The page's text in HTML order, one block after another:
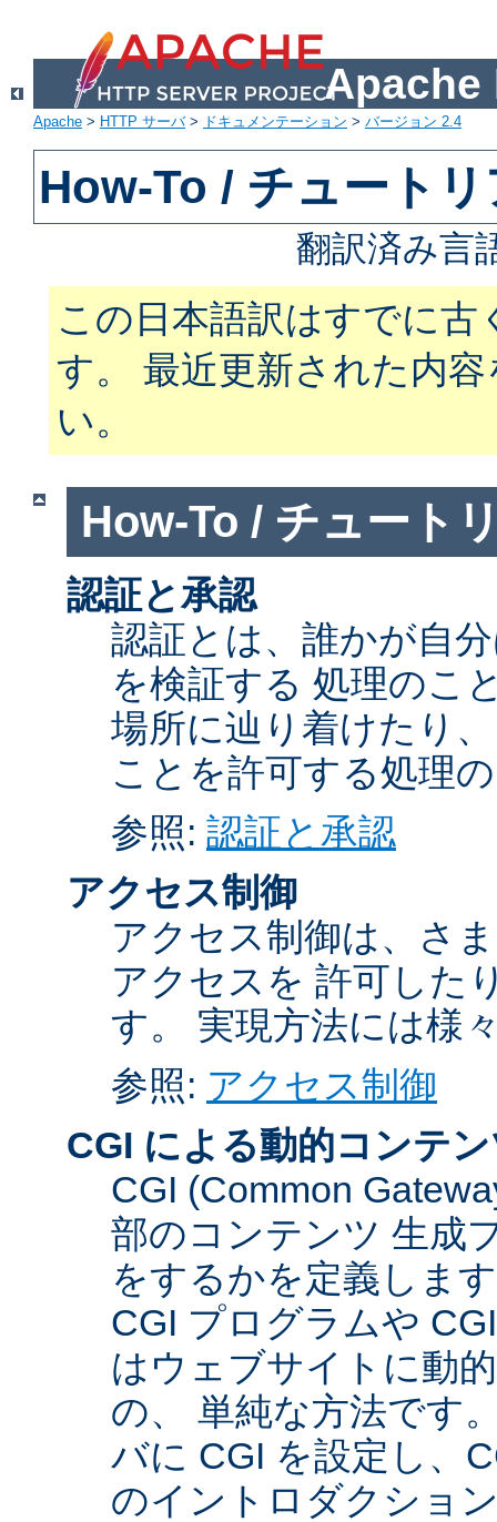
Apache
Apache > HTTP サーバ> ドキュメンテーション > バージョン 2.4
How-To / チュート
翻訳済み言
この日本語訳はすでに
す。 最近更新された内
い。
How-To / チュート
認証と承認
認証とは、誰かが自
を検証する 処理のこ
場所に辿り着けたり
ことを許可する処理
参照: 認証と承認
アクセス制御
アクセス制御は、さ
アクセスを 許可した
す。 実現方法には様
参照: アクセス制御
CGI による動的コンテ
CGI (Common
部のコンテンツ 生成
をするかを定義しま
CGI プログラムや
はウェブサイトに動
の、 単純な方法です
バに CGI を設定し、
のイントロダクショ